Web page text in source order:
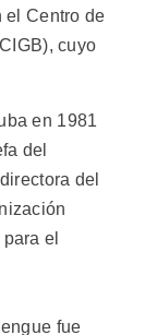
el Centro de
cuyo
en 1981
del
del
el
fue